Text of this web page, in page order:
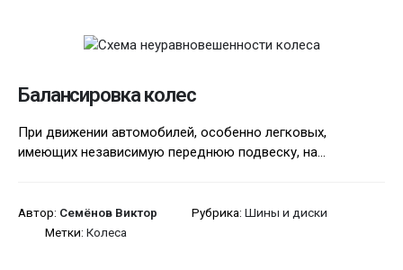
Балансировка колес
При движении автомобилей, особенно легковых,
имеющих независимую переднюю подвеску, на...
Автор: Семёнов Виктор Рубрика: Шины и диски
Метки: Колеса